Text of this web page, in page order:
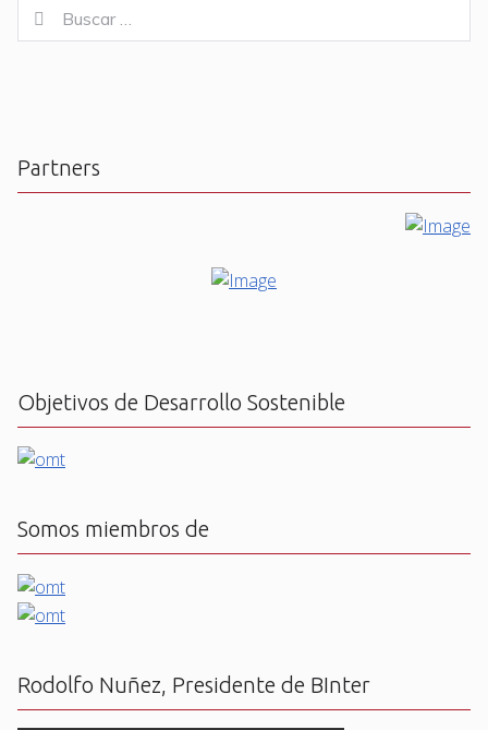
for:
Buscar
Partners
Objetivos de Desarrollo Sostenible
Somos miembros de
Rodolfo Nuñez, Presidente de BInter